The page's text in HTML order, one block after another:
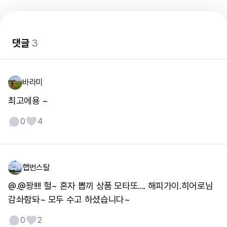
댓글3
바라미
최고에용 ~
0 4
햅번스탈
@.@꽝!!!! 헐~ 혼자 뽑끼 상품 모타또.... 해피가이.히어로님
감솨함돠~ 모두 수고 하셨습니다~
0 2